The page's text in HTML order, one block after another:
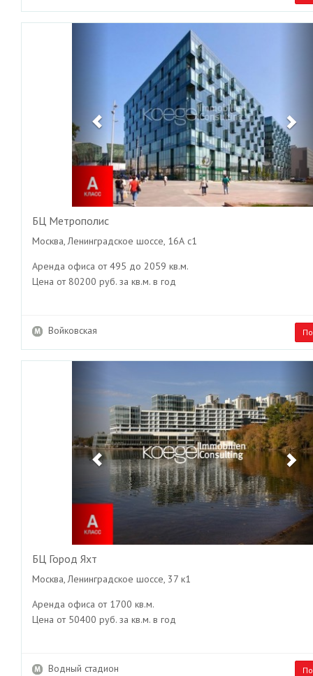
БЦ Метрополис
Москва, Ленинградское шоссе, 16А с1
Аренда офиса от 495 до 2059 кв.м.
Цена от 80200 руб. за кв.м. в год
Войковская
БЦ Город Яхт
Москва, Ленинградское шоссе, 37 к1
Аренда офиса от 1700 кв.м.
Цена от 50400 руб. за кв.м. в год
Водный стадион